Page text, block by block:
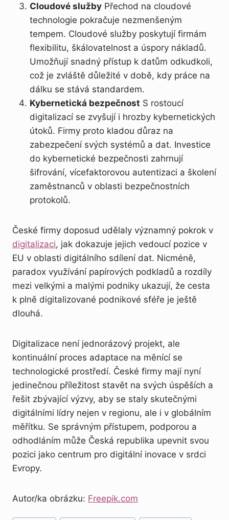
Cloudové služby Přechod na cloudové
technologie pokračuje nezmenšeným
tempem. Cloudové služby poskytují firmám
flexibilitu, škálovatelnost a úspory nákladů.
Umožňují snadný přístup k datům odkudkoli,
což je zvláště důležité v době, kdy práce na
dálku se stává standardem.
Kybernetická bezpečnost S rostoucí
digitalizací se zvyšují i hrozby kybernetických
útoků. Firmy proto kladou důraz na
zabezpečení svých systémů a dat. Investice
do kybernetické bezpečnosti zahrnují
šifrování, vícefaktorovou autentizaci a školení
zaměstnanců v oblasti bezpečnostních
protokolů.
České firmy doposud udělaly významný pokrok v
digitalizaci, jak dokazuje jejich vedoucí pozice v
EU v oblasti digitálního sdílení dat. Nicméně,
paradox využívání papírových podkladů a rozdíly
mezi velkými a malými podniky ukazují, že cesta
k plně digitalizované podnikové sféře je ještě
dlouhá.
Digitalizace není jednorázový projekt, ale
kontinuální proces adaptace na měnící se
technologické prostředí. České firmy mají nyní
jedinečnou příležitost stavět na svých úspěších a
řešit zbývající výzvy, aby se staly skutečnými
digitálními lídry nejen v regionu, ale i v globálním
měřítku. Se správným přístupem, podporou a
odhodláním může Česká republika upevnit svou
pozici jako centrum pro digitální inovace v srdci
Evropy.
Autor/ka obrázku: Freepik.com